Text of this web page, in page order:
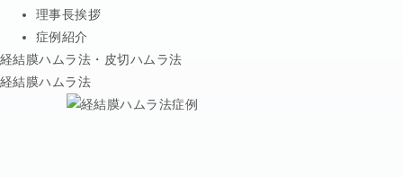
理事長挨拶
症例紹介
経結膜ハムラ法・皮切ハムラ法
経結膜ハムラ法